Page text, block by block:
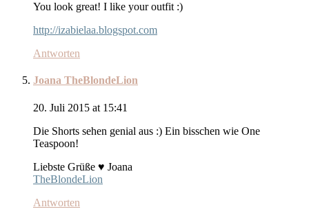
You look great! I like your outfit :)
http://izabielaa.blogspot.com
Antworten
Joana TheBlondeLion
20. Juli 2015 at 15:41
Die Shorts sehen genial aus :) Ein bisschen wie One
Teaspoon!
Liebste Grüße ♥ Joana
TheBlondeLion
Antworten